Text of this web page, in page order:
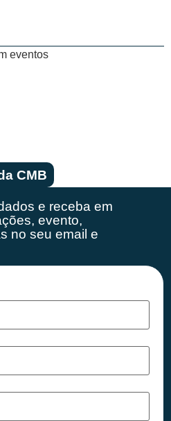
eventos
CMB
e receba em
evento,
no seu email e